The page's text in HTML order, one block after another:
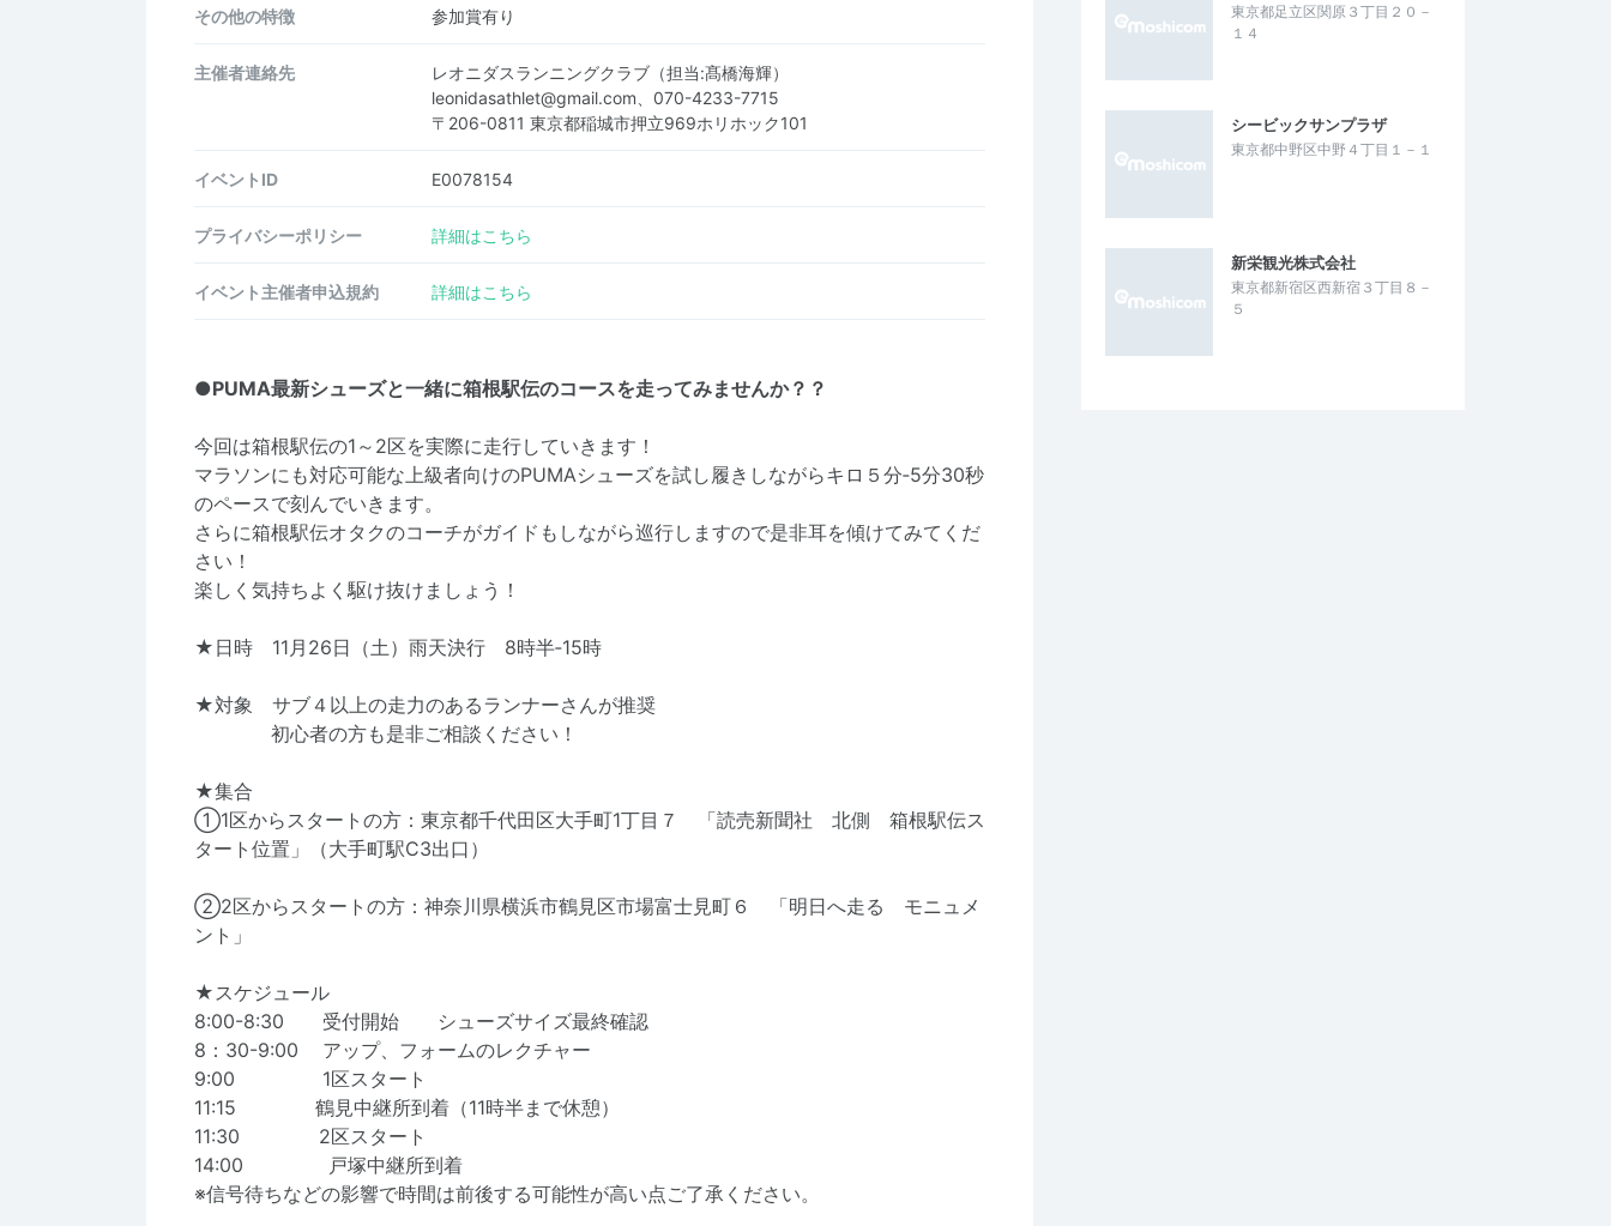
その他の特徴 参加賞有り
主催者連絡先
レオニダスランニングクラブ（担当:髙橋海輝）
leonidasathlet@gmail.com、070-4233-7715
〒206-0811 東京都稲城市押立969ホリホック101
イベントID E0078154
プライバシーポリシー 詳細はこちら
イベント主催者申込規約 詳細はこちら
●PUMA最新シューズと一緒に箱根駅伝のコースを走ってみませんか？？
今回は箱根駅伝の1～2区を実際に走行していきます！
マラソンにも対応可能な上級者向けのPUMAシューズを試し履きしながらキロ５分‐5分30秒
のペースで刻んでいきます。
さらに箱根駅伝オタクのコーチがガイドもしながら巡行しますので是非耳を傾けてみてくだ
さい！
楽しく気持ちよく駆け抜けましょう！
★日時 11月26日（土）雨天決行 8時半‐15時
★対象 サブ４以上の走力のあるランナーさんが推奨
初心者の方も是非ご相談ください！
★集合
①1区からスタートの方：東京都千代田区大手町1丁目７ 「読売新聞社 北側 箱根駅伝ス
タート位置」（大手町駅C3出口）
②2区からスタートの方：神奈川県横浜市鶴見区市場富士見町６ 「明日へ走る モニュメ
ント」
★スケジュール
8:00-8:30 受付開始 シューズサイズ最終確認
8：30-9:00 アップ、フォームのレクチャー
9:00 1区スタート
11:15 鶴見中継所到着（11時半まで休憩）
11:30 2区スタート
14:00 戸塚中継所到着
※信号待ちなどの影響で時間は前後する可能性が高い点ご了承ください。
東京都足立区関原３丁目２０－
１４
シービックサンプラザ
東京都中野区中野４丁目１－１
新栄観光株式会社
東京都新宿区西新宿３丁目８－
５